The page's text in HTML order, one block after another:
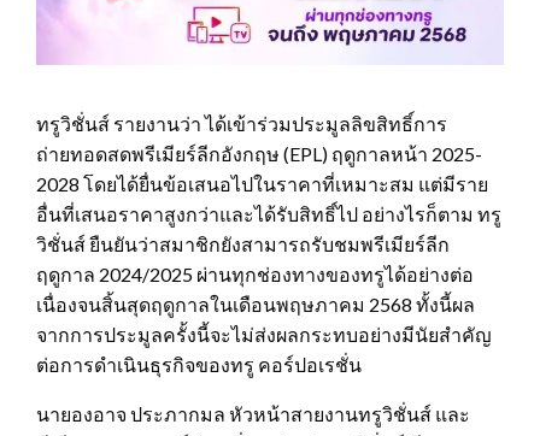
ทรูวิชั่นส์ รายงานว่า ได้เข้าร่วมประมูลลิขสิทธิ์การ
ถ่ายทอดสดพรีเมียร์ลีกอังกฤษ (EPL) ฤดูกาลหน้า 2025-
2028 โดยได้ยื่นข้อเสนอไปในราคาที่เหมาะสม แต่มีราย
อื่นที่เสนอราคาสูงกว่าและได้รับสิทธิ์ไป อย่างไรก็ตาม ทรู
วิชั่นส์ ยืนยันว่าสมาชิกยังสามารถรับชมพรีเมียร์ลีก
ฤดูกาล 2024/2025 ผ่านทุกช่องทางของทรูได้อย่างต่อ
เนื่องจนสิ้นสุดฤดูกาลในเดือนพฤษภาคม 2568 ทั้งนี้ผล
จากการประมูลครั้งนี้จะไม่ส่งผลกระทบอย่างมีนัยสำคัญ
ต่อการดำเนินธุรกิจของทรู คอร์ปอเรชั่น
นายองอาจ ประภากมล หัวหน้าสายงานทรูวิชั่นส์ และ